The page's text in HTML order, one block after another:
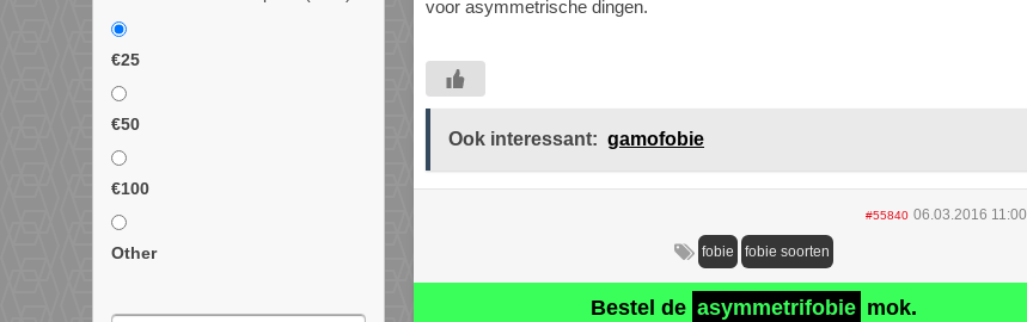
€25
€50
€100
Other
voor asymmetrische dingen.
Ook interessant: gamofobie
#55840 06.03.2016 11:00
fobie fobie soorten
Bestel de asymmetrifobie mok.